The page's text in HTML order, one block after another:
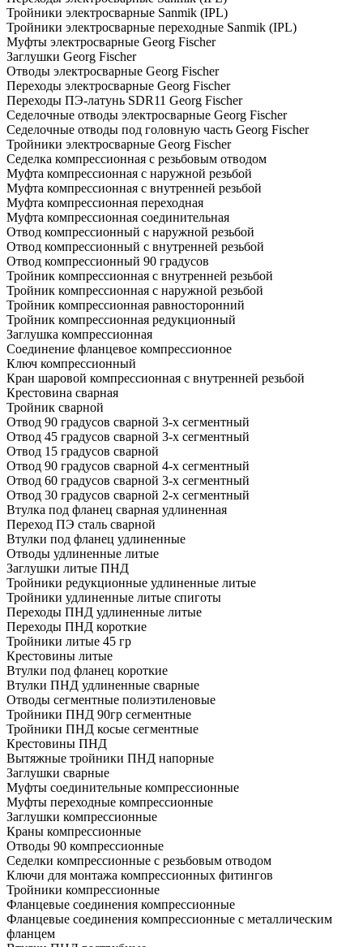
Тройники электросварные Sanmik (IPL)
Тройники электросварные переходные Sanmik (IPL)
Муфты электросварные Georg Fischer
Заглушки Georg Fischer
Отводы электросварные Georg Fischer
Переходы электросварные Georg Fischer
Переходы ПЭ-латунь SDR11 Georg Fischer
Седелочные отводы электросварные Georg Fischer
Седелочные отводы под головную часть Georg Fischer
Тройники электросварные Georg Fischer
Седелка компрессионная с резьбовым отводом
Муфта компрессионная с наружной резьбой
Муфта компрессионная с внутренней резьбой
Муфта компрессионная переходная
Муфта компрессионная соединительная
Отвод компрессионный с наружной резьбой
Отвод компрессионный с внутренней резьбой
Отвод компрессионный 90 градусов
Тройник компрессионная с внутренней резьбой
Тройник компрессионная с наружной резьбой
Тройник компрессионная равносторонний
Тройник компрессионная редукционный
Заглушка компрессионная
Соединение фланцевое компрессионное
Ключ компрессионный
Кран шаровой компрессионная с внутренней резьбой
Крестовина сварная
Тройник сварной
Отвод 90 градусов сварной 3-х сегментный
Отвод 45 градусов сварной 3-х сегментный
Отвод 15 градусов сварной
Отвод 90 градусов сварной 4-х сегментный
Отвод 60 градусов сварной 3-х сегментный
Отвод 30 градусов сварной 2-х сегментный
Втулка под фланец сварная удлиненная
Переход ПЭ сталь сварной
Втулки под фланец удлиненные
Отводы удлиненные литые
Заглушки литые ПНД
Тройники редукционные удлиненные литые
Тройники удлиненные литые спиготы
Переходы ПНД удлиненные литые
Переходы ПНД короткие
Тройники литые 45 гр
Крестовины литые
Втулки под фланец короткие
Втулки ПНД удлиненные сварные
Отводы сегментные полиэтиленовые
Тройники ПНД 90гр сегментные
Тройники ПНД косые сегментные
Крестовины ПНД
Вытяжные тройники ПНД напорные
Заглушки сварные
Муфты соединительные компрессионные
Муфты переходные компрессионные
Заглушки компрессионные
Краны компрессионные
Отводы 90 компрессионные
Седелки компрессионные с резьбовым отводом
Ключи для монтажа компрессионных фитингов
Тройники компрессионные
Фланцевые соединения компрессионные
Фланцевые соединения компрессионные с металлическим
фланцем